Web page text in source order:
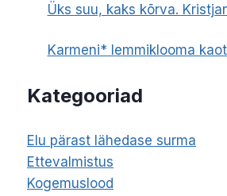
Üks suu, kaks kõrva.
Karmeni* lemmiklooma
Kategooriad
Elu pärast lähedase surma
Ettevalmistus
Kogemuslood